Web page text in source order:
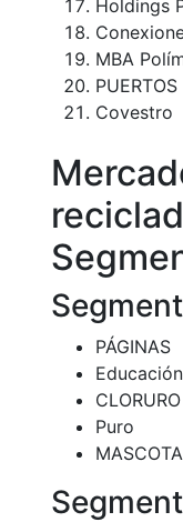
Holdings
MBA
Covestro
PÁGINAS
Puro
MASCOTA